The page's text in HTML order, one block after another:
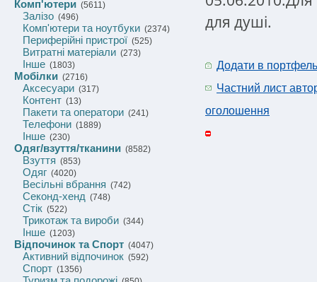
Комп'ютери (5611)
Залізо (496)
Комп'ютери та ноутбуки (2374)
Периферійні пристрої (525)
Витратні матеріали (273)
Інше (1803)
Мобілки (2716)
Аксесуари (317)
Контент (13)
Пакети та оператори (241)
Телефони (1889)
Інше (230)
Одяг/взуття/тканини (8582)
Взуття (853)
Одяг (4020)
Весільні вбрання (742)
Секонд-хенд (748)
Стік (522)
Трикотаж та вироби (344)
Інше (1203)
Відпочинок та Спорт (4047)
Активний відпочинок (592)
Спорт (1356)
для душі.
Додати в портфель
Частний лист
оголошення